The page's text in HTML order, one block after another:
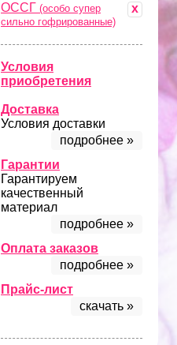
x
ОССГ (особо супер
сильно гофрированные)
Условия
приобретения
Доставка
Условия доставки
подробнее »
Гарантии
Гарантируем
качественный
материал
подробнее »
Оплата заказов
подробнее »
Прайс-лист
скачать »